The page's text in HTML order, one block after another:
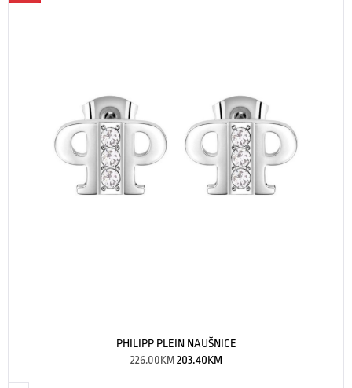
PHILIPP PLEIN NAUŠNICE
226.00KM 203.40KM